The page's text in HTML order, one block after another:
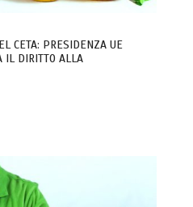
CETA: PRESIDENZA UE
IL DIRITTO ALLA